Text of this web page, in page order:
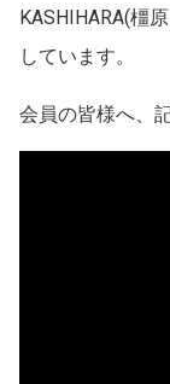
KASHIHARA(橿
しています。
会員の皆様へ、